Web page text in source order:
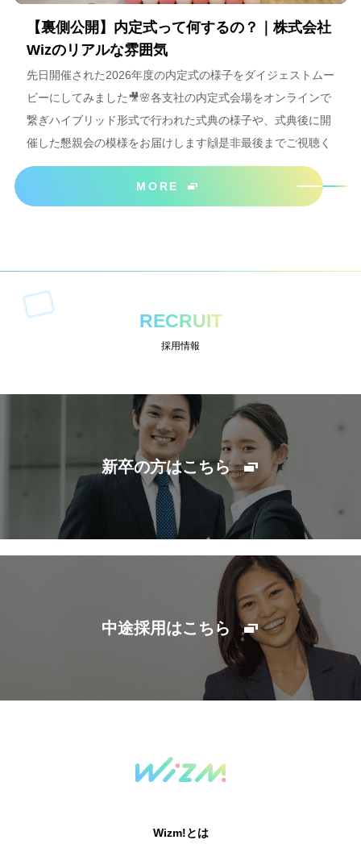
【裏側公開】内定式って何するの？｜株式会社
Wizのリアルな雰囲気
先日開催された2026年度の内定式の様子をダイジェストムー
ビーにしてみました🎥🌸各支社の内定式会場をオンラインで
繋ぎハイブリッド形式で行われた式典の様子や、式典後に開
催した懇親会の模様をお届けします🙌是非最後までご視聴く
ださいね＾＾
MORE
RECRUIT
採用情報
新卒の方はこちら
中途採用はこちら
Wizm!とは